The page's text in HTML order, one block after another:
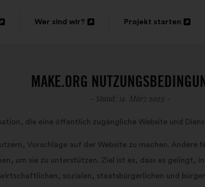
Wer sind wir?
Reiter
Projekt starten
Reiter
MAKE.ORG
- Stand: 14. März 2023 -
die eine öffentlich zugängliche Website und
Vorschläge auf der Website zu machen. Andere
um sie zu unterstützen. Ziel ist es, dass es gelingt,
sozialen, staatsbürgerlichen und